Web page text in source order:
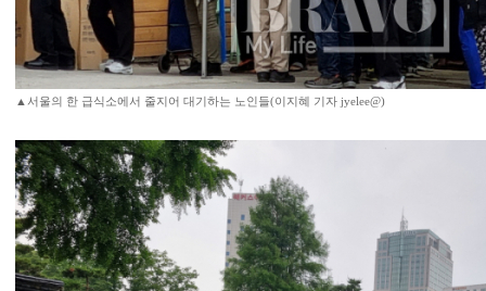
▲서울의 한 급식소에서 줄지어 대기하는 노인들(이지혜 기자 jyelee@)